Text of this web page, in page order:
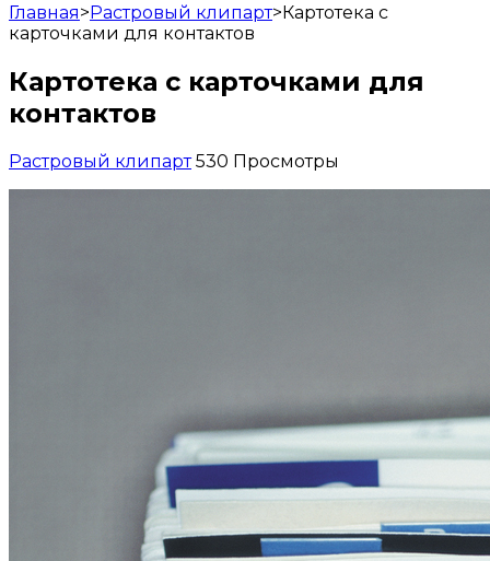
Главная>Растровый клипарт>Картотека с
карточками для контактов
Картотека с карточками для
контактов
Растровый клипарт 530 Просмотры